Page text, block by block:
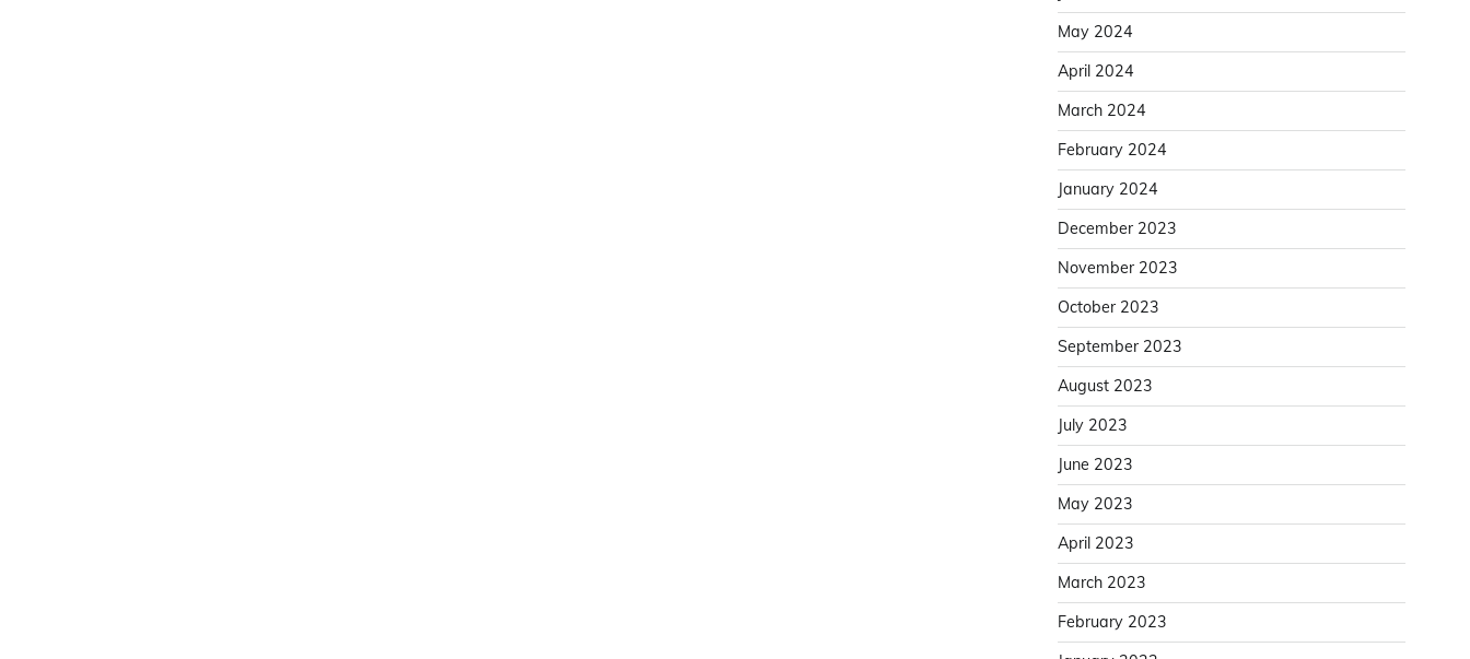
May 2024
April 2024
March 2024
February 2024
January 2024
December 2023
November 2023
October 2023
September 2023
August 2023
July 2023
June 2023
May 2023
April 2023
March 2023
February 2023